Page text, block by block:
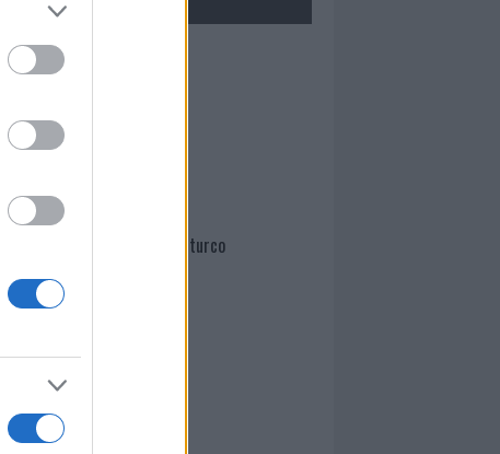
Mario Malu
Paolo Pinna
Martina Agostina Diturco
I nostri cari